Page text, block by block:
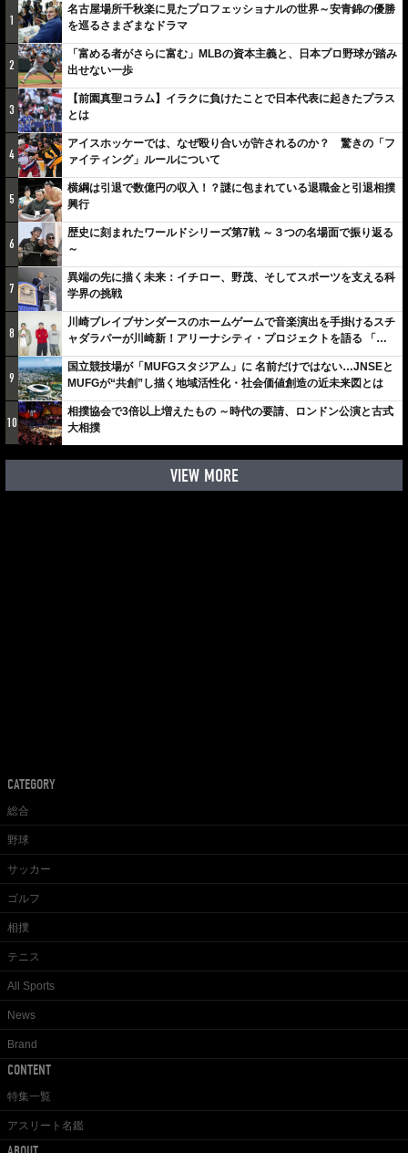
1
名古屋場所千秋楽に見たプロフェッショナルの世界～安青錦の優勝
を巡るさまざまなドラマ
2
「富める者がさらに富む」MLBの資本主義と、日本プロ野球が踏み
出せない一歩
3
【前園真聖コラム】イラクに負けたことで日本代表に起きたプラス
とは
4
アイスホッケーでは、なぜ殴り合いが許されるのか？ 驚きの「フ
ァイティング」ルールについて
5
横綱は引退で数億円の収入！？謎に包まれている退職金と引退相撲
興行
6
歴史に刻まれたワールドシリーズ第7戦 ～３つの名場面で振り返る
～
7
異端の先に描く未来：イチロー、野茂、そしてスポーツを支える科
学界の挑戦
8
川崎ブレイブサンダースのホームゲームで音楽演出を手掛けるスチ
ャダラパーが川崎新！アリーナシティ・プロジェクトを語る 「楽
しみでしかないでしょ。川崎は、ずっと成長曲線だから」
9
国立競技場が「MUFGスタジアム」に 名前だけではない…JNSEと
MUFGが“共創”し描く地域活性化・社会価値創造の近未来図とは
10
相撲協会で3倍以上増えたもの ～時代の要請、ロンドン公演と古式
大相撲
VIEW MORE
CATEGORY
総合
野球
サッカー
ゴルフ
相撲
テニス
All Sports
News
Brand
CONTENT
特集一覧
アスリート名鑑